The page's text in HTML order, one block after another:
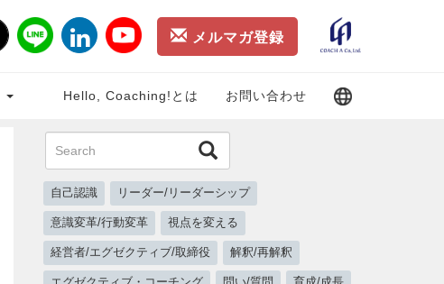
メルマガ登録
Hello, Coaching!とは お問い合わせ
自己認識 リーダー/リーダーシップ
意識変革/行動変革 視点を変える
経営者/エグゼクティブ/取締役 解釈/再解釈